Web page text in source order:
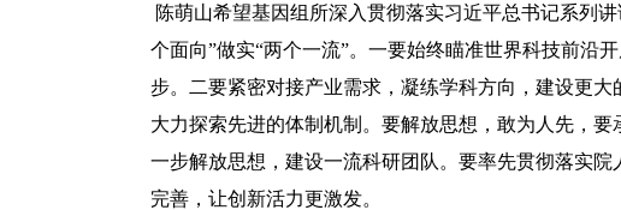
陈萌山希望基因组所深入贯彻落实习近平总书记系列
个面向”做实“两个一流”。一要始终瞄准世界科技前沿
步。二要紧密对接产业需求，凝练学科方向，建设更
大力探索先进的体制机制。要解放思想，敢为人先，
一步解放思想，建设一流科研团队。要率先贯彻落实
完善，让创新活力更激发。